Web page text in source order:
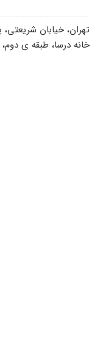
تهران، خیابان
خانه درسا، طبقه ى دوم،